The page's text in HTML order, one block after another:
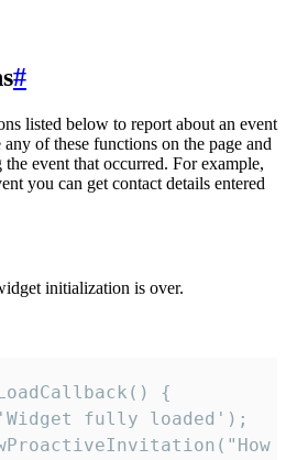
#
listed below to report about an event
of these functions on the page and
event that occurred. For example,
you can get contact details entered
initialization is over.
{
fully loaded');